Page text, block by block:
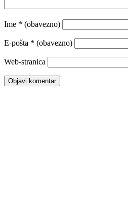
Ime * (obavezno)
E-pošta * (obavezno)
Web-stranica